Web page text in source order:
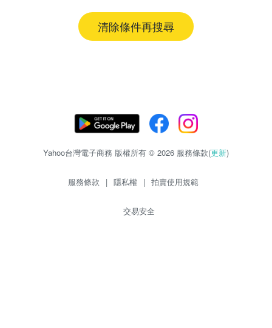
清除條件再搜尋
Yahoo台灣電子商務 版權所有 © 2026 服務條款(更新)
服務條款 | 隱私權 | 拍賣使用規範
交易安全